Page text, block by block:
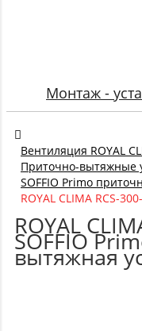
Монтаж -
Вентиляция ROYAL
Приточно-вытяжные
SOFFIO Primo
ROYAL CLIMA RCS-
ROYAL
SOFFIO
вытяжная